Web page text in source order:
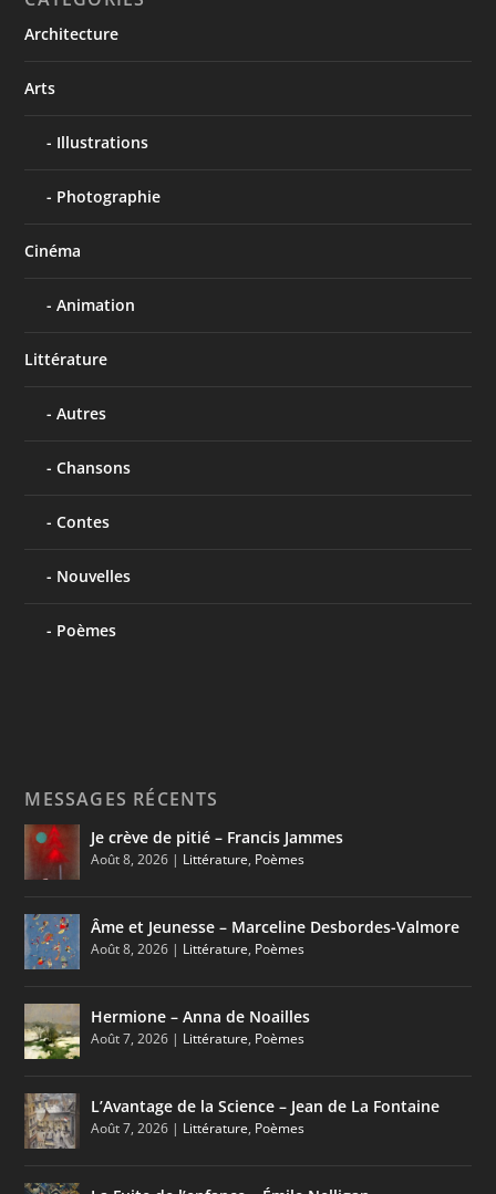
Architecture
Arts
Illustrations
Photographie
Cinéma
Animation
Littérature
Autres
Chansons
Contes
Nouvelles
Poèmes
MESSAGES RÉCENTS
Je crève de pitié – Francis Jammes
Août 8, 2026 | Littérature, Poèmes
Âme et Jeunesse – Marceline Desbordes-Valmore
Août 8, 2026 | Littérature, Poèmes
Hermione – Anna de Noailles
Août 7, 2026 | Littérature, Poèmes
L’Avantage de la Science – Jean de La Fontaine
Août 7, 2026 | Littérature, Poèmes